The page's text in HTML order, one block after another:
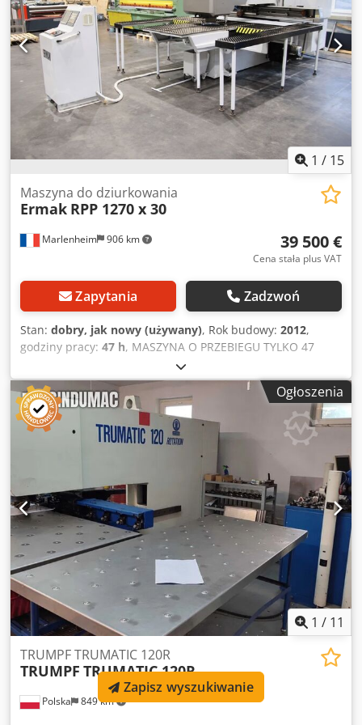
1 / 15
Marlenheim 906 km
Maszyna do dziurkowania
Ermak RPP 1270 x 30
39 500 €
Cena stała plus VAT
Zapytania Zadzwoń
Stan: dobry, jak nowy (używany), Rok budowy: 2012,
godziny pracy: 47 h, MASZYNA O PRZEBIEGU TYLKO 47
godzin roboczych. Przetestowana przez ERMAKSAN
FRANCE. Dedpjrcb Hqjfx Ai Isck PEŁNE DANE MOŻNA
ZNALEŹĆ W DOKUMENTACH SYSTEM STEROWANIA FANUC
Ogłoszenia
1 / 11
Polska 849 km
TRUMPF TRUMATIC 120R
TRUMPF TRUMATIC 120R
Zapisz wyszukiwanie